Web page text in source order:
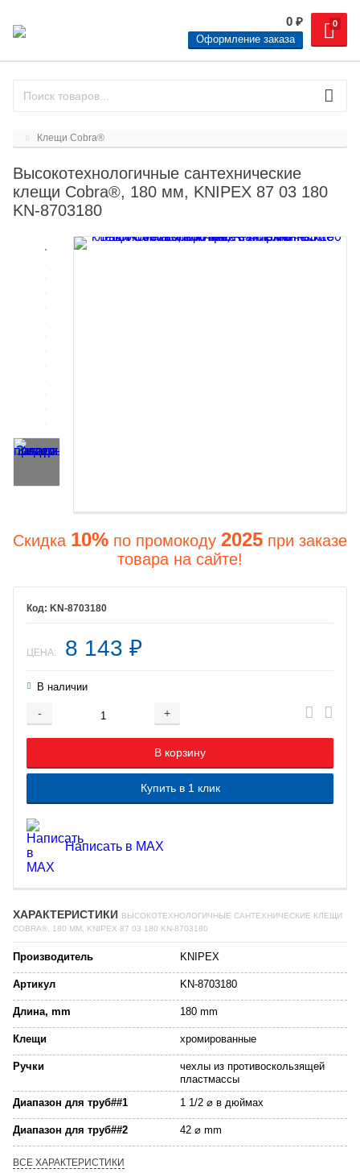
0
0 ₽
Оформление заказа
Клещи Cobra®
Высокотехнологичные сантехнические
клещи Cobra®, 180 мм, KNIPEX 87 03 180
KN-8703180
Скидка 10% по промокоду 2025 при заказе
товара на сайте!
KN-8703180
ЦЕНА: 8 143 ₽
В наличии
- +
Добавляется...
В корзину
Добавлен
Купить в 1 клик
Написать в MAX
ХАРАКТЕРИСТИКИ ВЫСОКОТЕХНОЛОГИЧНЫЕ САНТЕХНИЧЕСКИЕ КЛЕЩИ
COBRA®, 180 ММ, KNIPEX 87 03 180 KN-8703180
Производитель KNIPEX
Артикул KN-8703180
Длина, mm 180 mm
Клещи хромированные
Ручки
чехлы из противоскользящей
пластмассы
Диапазон для труб##1
1 1/2 ⌀ в дюймах
Диапазон для труб##2 42 ⌀ mm
ВСЕ ХАРАКТЕРИСТИКИ